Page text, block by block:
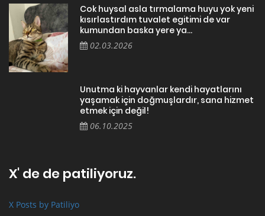
Cok huysal asla tırmalama huyu yok yeni
kısırlastırdım tuvalet egitimi de var
kumundan baska yere ya...
02.03.2026
Unutma ki hayvanlar kendi hayatlarını
yaşamak için doğmuşlardır, sana hizmet
etmek için değil!
06.10.2025
X' de de patiliyoruz.
X Posts by Patiliyo